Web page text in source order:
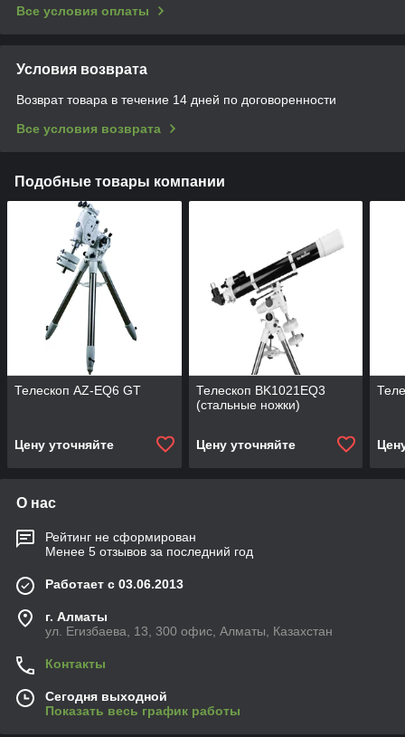
Все условия оплаты
Условия возврата
Возврат товара в течение 14 дней по договоренности
Все условия возврата
Подобные товары компании
Телескоп AZ-EQ6 GT
Цену уточняйте
Телескоп BK1021EQ3
(стальные ножки)
Цену уточняйте
О нас
Рейтинг не сформирован
Менее 5 отзывов за последний год
Работает с 03.06.2013
г. Алматы
ул. Егизбаева, 13, 300 офис, Алматы, Казахстан
Контакты
Сегодня выходной
Показать весь график работы